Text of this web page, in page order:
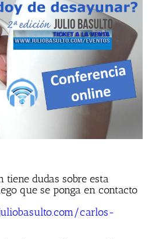
tiene dudas sobre esta
que se ponga en contacto
carlos-